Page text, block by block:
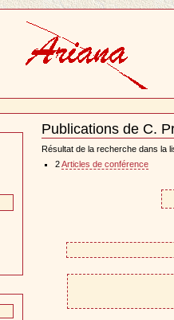
Publications de C.
Document
Actions
Résultat de la recherche dans la
2Articles de conférence